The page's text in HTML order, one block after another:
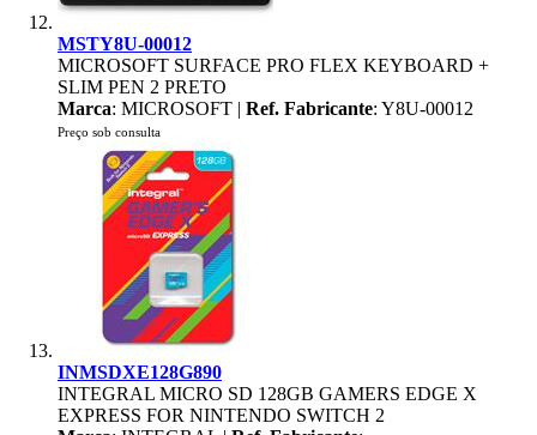
MSTY8U-00012
MICROSOFT SURFACE PRO FLEX KEYBOARD +
SLIM PEN 2 PRETO
Marca: MICROSOFT | Ref. Fabricante: Y8U-00012
Preço sob consulta
INMSDXE128G890
INTEGRAL MICRO SD 128GB GAMERS EDGE X
EXPRESS FOR NINTENDO SWITCH 2